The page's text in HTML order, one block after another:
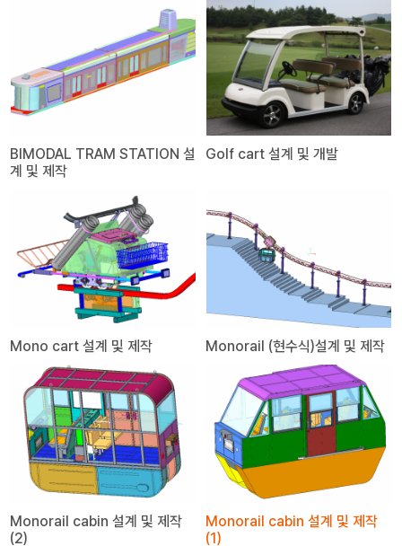
BIMODAL TRAM STATION 설
계 및 제작
Golf cart 설계 및 개발
Mono cart 설계 및 제작 Monorail (현수식)설계 및 제작
Monorail cabin 설계 및 제작
(2)
Monorail cabin 설계 및 제작
(1)